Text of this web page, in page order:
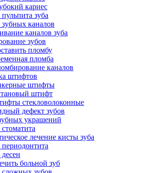
кариес
зуба
каналов
каналов зуба
зубов
пломбу
пломба
каналов
штифтов
штифты
штифт
стекловолоконные
дефект зубов
украшений
лечение кисты зуба
больной зуб